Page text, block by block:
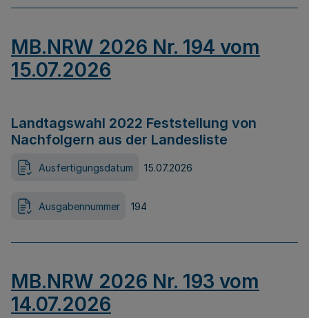
MB.NRW 2026 Nr. 194 vom
15.07.2026
Landtagswahl 2022 Feststellung von
Nachfolgern aus der Landesliste
Ausfertigungsdatum 15.07.2026
Ausgabennummer 194
MB.NRW 2026 Nr. 193 vom
14.07.2026